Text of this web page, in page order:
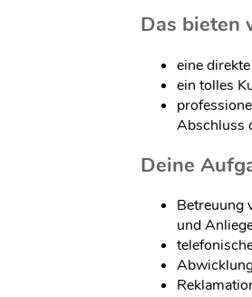
Das bieten
eine
ein tolles
Abschluss
Deine
Betreuung
und